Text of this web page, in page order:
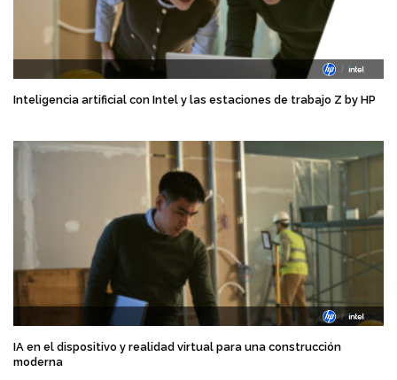
Inteligencia artificial con Intel y las estaciones de trabajo Z by HP
IA en el dispositivo y realidad virtual para una construcción
moderna